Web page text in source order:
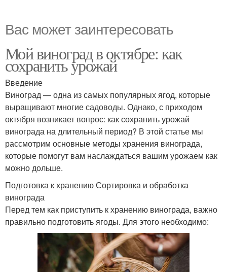
Вас может заинтересовать
Мой виноград в октябре: как
сохранить урожай
Введение
Виноград — одна из самых популярных ягод, которые
выращивают многие садоводы. Однако, с приходом
октября возникает вопрос: как сохранить урожай
винограда на длительный период? В этой статье мы
рассмотрим основные методы хранения винограда,
которые помогут вам наслаждаться вашим урожаем как
можно дольше.
Подготовка к хранению Сортировка и обработка
винограда
Перед тем как приступить к хранению винограда, важно
правильно подготовить ягоды. Для этого необходимо: